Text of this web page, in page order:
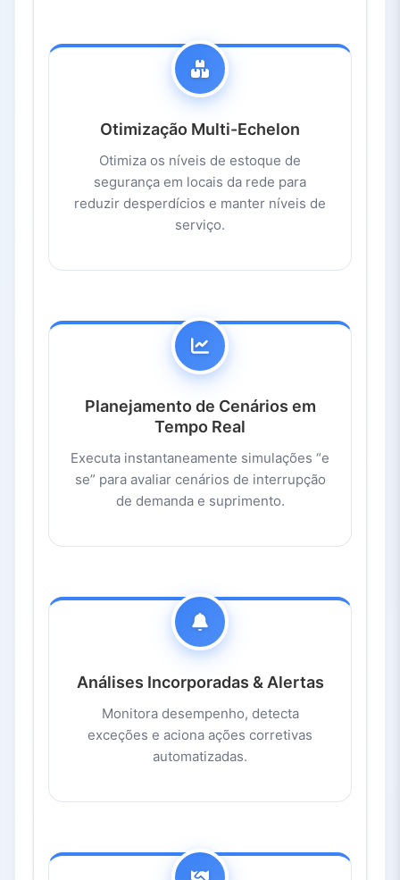
Otimização Multi-Echelon
Otimiza os níveis de estoque de
segurança em locais da rede para
reduzir desperdícios e manter níveis de
serviço.
Planejamento de Cenários em
Tempo Real
Executa instantaneamente simulações “e
se” para avaliar cenários de interrupção
de demanda e suprimento.
Análises Incorporadas & Alertas
Monitora desempenho, detecta
exceções e aciona ações corretivas
automatizadas.